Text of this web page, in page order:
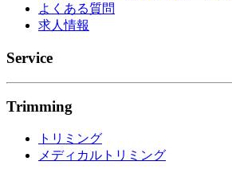
よくある質問
求人情報
Service
Trimming
トリミング
メディカルトリミング